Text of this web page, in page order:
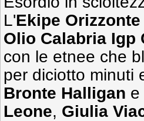
L'Ekipe Orizzonte
Olio Calabria Igp
con le etnee che
per diciotto minuti
Bronte Halligan e
Leone, Giulia